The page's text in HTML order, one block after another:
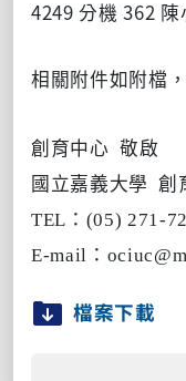
4249 分機 362 陳
相關附件如附檔
創育中心 敬啟
國立嘉義大學 創
TEL：(05) 271-
E-mail：
檔案下載